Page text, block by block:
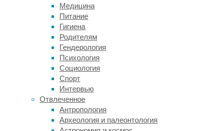
Медицина
Питание
Гигиена
Родителям
Гендерология
Психология
Социология
Спорт
Интервью
Отвлеченное
Антропология
Археология и палеонтология
плодами.
Их
любимая
пища
—
инжир,
апельсины,
финики,
бананы
и
молодые
листья